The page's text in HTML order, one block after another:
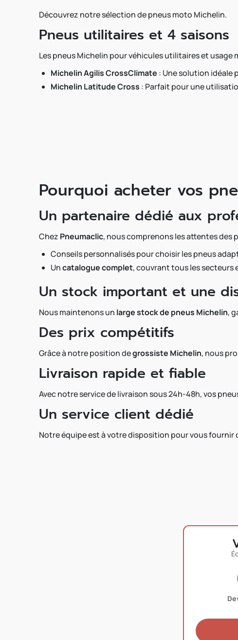
Découvrez notre sélection de pneus moto Michelin.
Pneus utilitaires et 4 saisons
Les pneus Michelin pour véhicules utilitaires et
Michelin Agilis CrossClimate : Une solution idéale
Michelin Latitude Cross : Parfait pour une
Pourquoi acheter vos
Un partenaire dédié aux
Chez Pneumaclic, nous comprenons les attentes
Conseils personnalisés pour choisir les pneus
Uncatalogue complet, couvrant tous les secteurs
Un stock important et une
Nous maintenons un large stock de pneus Michelin,
Des prix compétitifs
Grâce à notre position degrossiste Michelin, nous
Livraison rapide et fiable
Avec notre service de livraison sous 24h-48h, vos
Un service client dédié
Notre équipe est à votre disposition pour vous